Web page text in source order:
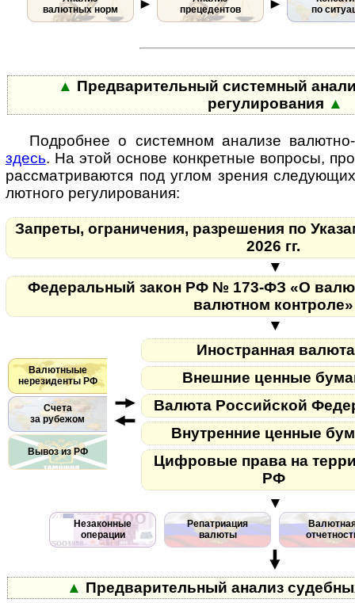
валютных норм
►
прецедентов
►
по
▲ Предварительный системный
регулирования ▲
Подробнее о системном анализе
здесь. На этой основе конк­рет­ные во­п­ро­сы,
рас­смат­рива­ются под углом зре­ния
лют­но­го регу­лиро­вания:
Запреты, ограничения, разрешения по
2026 гг.
▼
Федеральный закон РФ № 173-ФЗ «О
валютном
▼
Валютныые
нерезиденты РФ
Счета
за рубежом
Вывоз из РФ
Иностранная
Внешние ценные
Валюта Российской
Внутренние ценные
Цифровые права на
РФ
▼
Незаконные
операции
Репатриация
валюты
▲ Предварительный анализ